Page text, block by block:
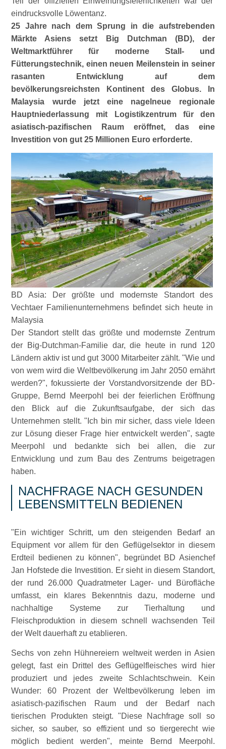
eindrucksvolle Löwentanz.
25 Jahre nach dem Sprung in die aufstrebenden
Märkte Asiens setzt Big Dutchman (BD), der
Weltmarktführer für moderne Stall- und
Fütterungstechnik, einen neuen Meilenstein in seiner
rasanten Entwicklung auf dem
bevölkerungsreichsten Kontinent des Globus. In
Malaysia wurde jetzt eine nagelneue regionale
Hauptniederlassung mit Logistikzentrum für den
asiatisch-pazifischen Raum eröffnet, das eine
Investition von gut 25 Millionen Euro erforderte.
BD Asia: Der größte und modernste Standort des
Vechtaer Familienunternehmens befindet sich heute in
Malaysia
Der Standort stellt das größte und modernste Zentrum
der Big-Dutchman-Familie dar, die heute in rund 120
Ländern aktiv ist und gut 3000 Mitarbeiter zählt.
Wie und
von wem wird die Weltbevölkerung im Jahr 2050 ernährt
werden? , fokussierte der Vorstandvorsitzende der BD-
Gruppe, Bernd Meerpohl bei der feierlichen Eröffnung
den Blick auf die Zukunftsaufgabe, der sich das
Unternehmen stellt. Ich bin mir sicher, dass viele Ideen
zur Lösung dieser Frage hier entwickelt werden , sagte
Meerpohl und bedankte sich bei allen, die zur
Entwicklung und zum Bau des Zentrums beigetragen
haben.
NACHFRAGE NACH GESUNDEN
LEBENSMITTELN BEDIENEN
Ein wichtiger Schritt, um den steigenden Bedarf an
Equipment vor allem für den Geflügelsektor in diesem
Erdteil bedienen zu können , begründet BD Asienchef
Jan Hofstede die Investition. Er sieht in diesem Standort,
der rund 26.000 Quadratmeter Lager- und Bürofläche
umfasst, ein klares Bekenntnis dazu, moderne und
nachhaltige Systeme zur Tierhaltung und
Fleischproduktion in diesem schnell wachsenden Teil
der Welt dauerhaft zu etablieren.
Sechs von zehn Hühnereiern weltweit werden in Asien
gelegt, fast ein Drittel des Geflügelfleisches wird hier
produziert und jedes zweite Schlachtschwein. Kein
Wunder: 60 Prozent der Weltbevölkerung leben im
asiatisch-pazifischen Raum und der Bedarf nach
tierischen Produkten steigt.
Diese Nachfrage soll so
sicher, so sauber, so effizient und so tiergerecht wie
möglich bedient werden , meinte Bernd Meerpohl.